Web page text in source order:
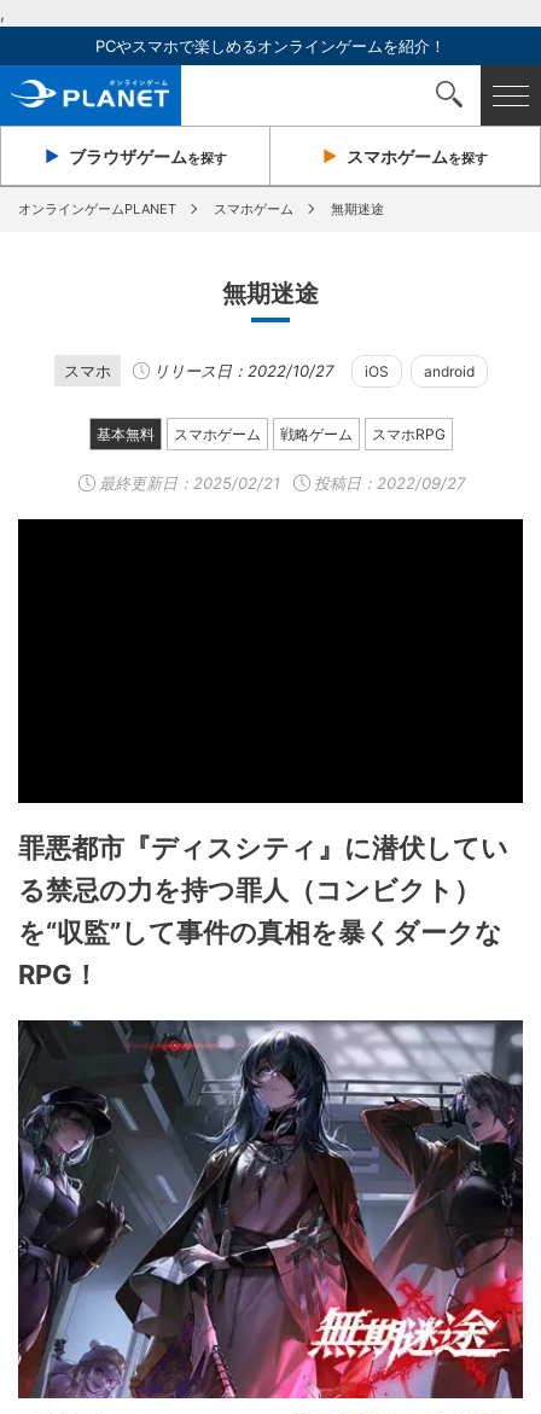
,
PCやスマホで楽しめるオンラインゲームを紹介！
ブラウザゲームを探す スマホゲームを探す
オンラインゲームPLANET スマホゲーム 無期迷途
無期迷途
スマホ リリース日：2022/10/27 iOS android
基本無料 スマホゲーム 戦略ゲーム スマホRPG
最終更新日： 2025/02/21 投稿日：2022/09/27
罪悪都市『ディスシティ』に潜伏してい
る禁忌の力を持つ罪人（コンビクト）
を“収監”して事件の真相を暴くダークな
RPG！